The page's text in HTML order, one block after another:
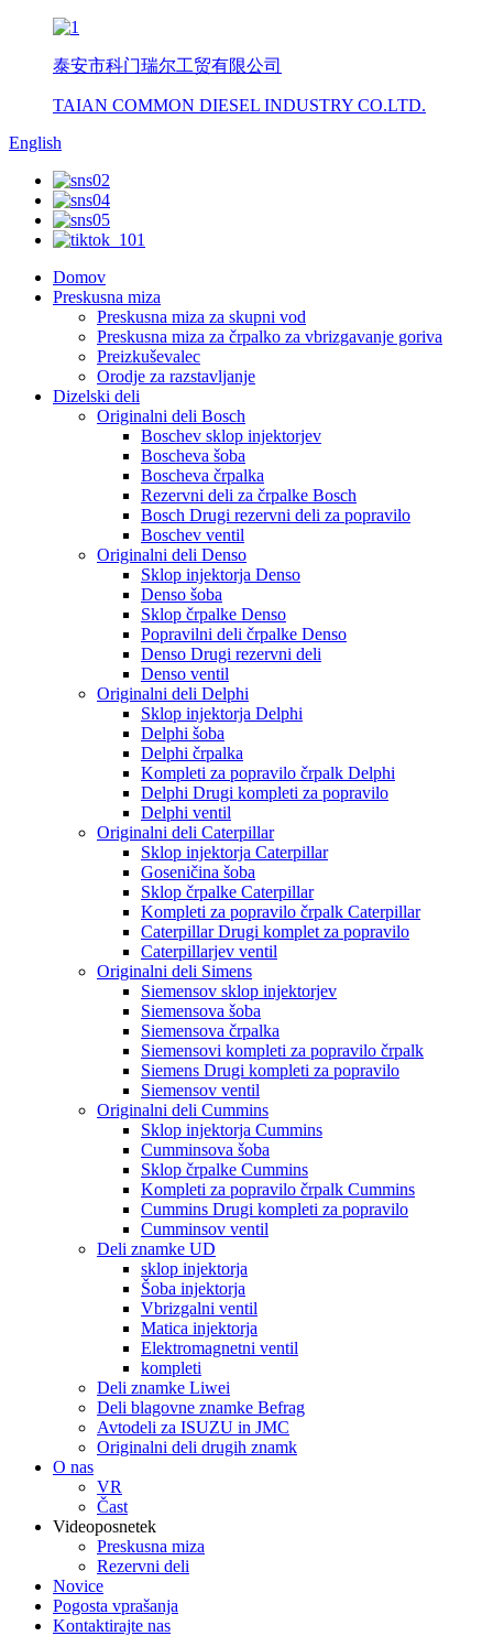
泰安市科门瑞尔工贸有限公司
TAIAN COMMON DIESEL INDUSTRY CO.LTD.
English
Domov
Preskusna miza
Preskusna miza za skupni vod
Preskusna miza za črpalko za vbrizgavanje goriva
Preizkuševalec
Orodje za razstavljanje
Dizelski deli
Originalni deli Bosch
Boschev sklop injektorjev
Boscheva šoba
Boscheva črpalka
Rezervni deli za črpalke Bosch
Bosch Drugi rezervni deli za popravilo
Boschev ventil
Originalni deli Denso
Sklop injektorja Denso
Denso šoba
Sklop črpalke Denso
Popravilni deli črpalke Denso
Denso Drugi rezervni deli
Denso ventil
Originalni deli Delphi
Sklop injektorja Delphi
Delphi šoba
Delphi črpalka
Kompleti za popravilo črpalk Delphi
Delphi Drugi kompleti za popravilo
Delphi ventil
Originalni deli Caterpillar
Sklop injektorja Caterpillar
Goseničina šoba
Sklop črpalke Caterpillar
Kompleti za popravilo črpalk Caterpillar
Caterpillar Drugi komplet za popravilo
Caterpillarjev ventil
Originalni deli Simens
Siemensov sklop injektorjev
Siemensova šoba
Siemensova črpalka
Siemensovi kompleti za popravilo črpalk
Siemens Drugi kompleti za popravilo
Siemensov ventil
Originalni deli Cummins
Sklop injektorja Cummins
Cumminsova šoba
Sklop črpalke Cummins
Kompleti za popravilo črpalk Cummins
Cummins Drugi kompleti za popravilo
Cumminsov ventil
Deli znamke UD
sklop injektorja
Šoba injektorja
Vbrizgalni ventil
Matica injektorja
Elektromagnetni ventil
kompleti
Deli znamke Liwei
Deli blagovne znamke Befrag
Avtodeli za ISUZU in JMC
Originalni deli drugih znamk
O nas
VR
Čast
Videoposnetek
Preskusna miza
Rezervni deli
Novice
Pogosta vprašanja
Kontaktirajte nas